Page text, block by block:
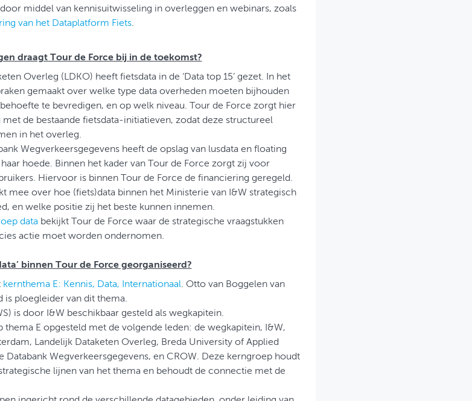
middel van kennisuitwisseling in overleggen en webinars, zoals
van het Dataplatform Fiets.
draagt Tour de Force bij in de toekomst?
Overleg (LDKO) heeft fietsdata in de ‘Data top 15’ gezet. In het
gemaakt over welke type data overheden moeten bijhouden
te bevredigen, en op welk niveau. Tour de Force zorgt hier
de bestaande fietsdata-initiatieven, zodat deze structureel
in het overleg.
Wegverkeersgegevens heeft de opslag van lusdata en floating
hoede. Binnen het kader van Tour de Force zorgt zij voor
Hiervoor is binnen Tour de Force de financiering geregeld.
mee over hoe (fiets)data binnen het Ministerie van I&W strategisch
en welke positie zij het beste kunnen innemen.
databekijkt Tour de Force waar de strategische vraagstukken
actie moet worden ondernomen.
binnen Tour de Force georganiseerd?
kernthema E: Kennis, Data, Internationaal. Otto van Boggelen van
is ploegleider van dit thema.
is door I&W beschikbaar gesteld als wegkapitein.
thema E opgesteld met de volgende leden: de wegkapitein, I&W,
Landelijk Dataketen Overleg, Breda University of Applied
Databank Wegverkeersgegevens, en CROW. Deze kerngroep houdt
lijnen van het thema en behoudt de connectie met de